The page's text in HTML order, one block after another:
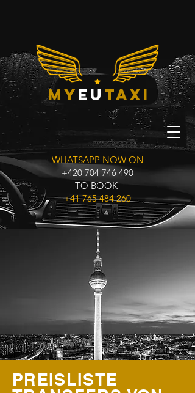
Myeu taxi
WHATSAPP NOW ON
+420 704 746 490
TO BOOK
+41 765 484 260
PREISLISTE